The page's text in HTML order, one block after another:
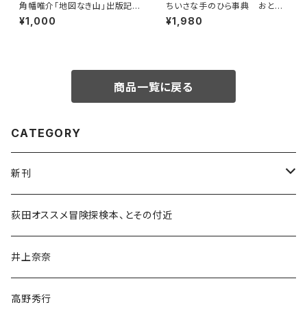
角幡唯介「地図なき山」出版記念
トークイベント録画視聴権
¥1,000
ちいさな手のひら事典 おとぎ
話
¥1,980
商品一覧に戻る
CATEGORY
新刊
和書
文学・小説・物語
随筆・ノンフィクション・その他
荻田オススメ冒険探検本、とその付近
井上奈奈
高野秀行